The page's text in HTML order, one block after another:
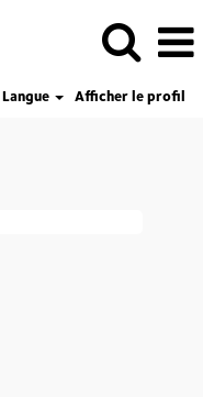
Langue
Afficher le profil